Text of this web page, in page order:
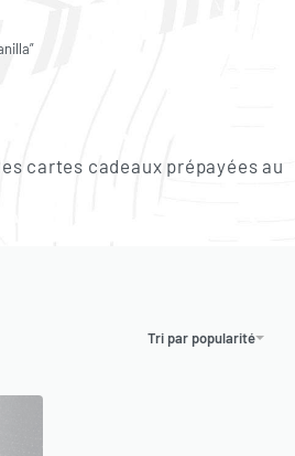
cartes cadeaux prépayées au
Tri par popularité